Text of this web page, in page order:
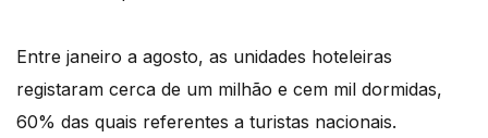
Entre janeiro a agosto, as unidades hoteleiras
registaram cerca de um milhão e cem mil dormidas,
60% das quais referentes a turistas nacionais.